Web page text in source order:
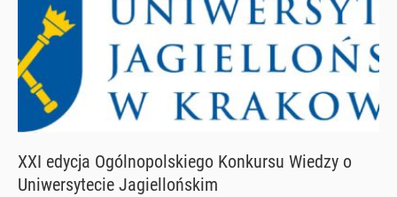
XXI edycja Ogólnopolskiego Konkursu Wiedzy o
Uniwersytecie Jagiellońskim